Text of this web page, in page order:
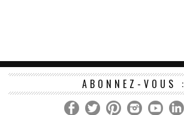
ABONNEZ-VOUS :